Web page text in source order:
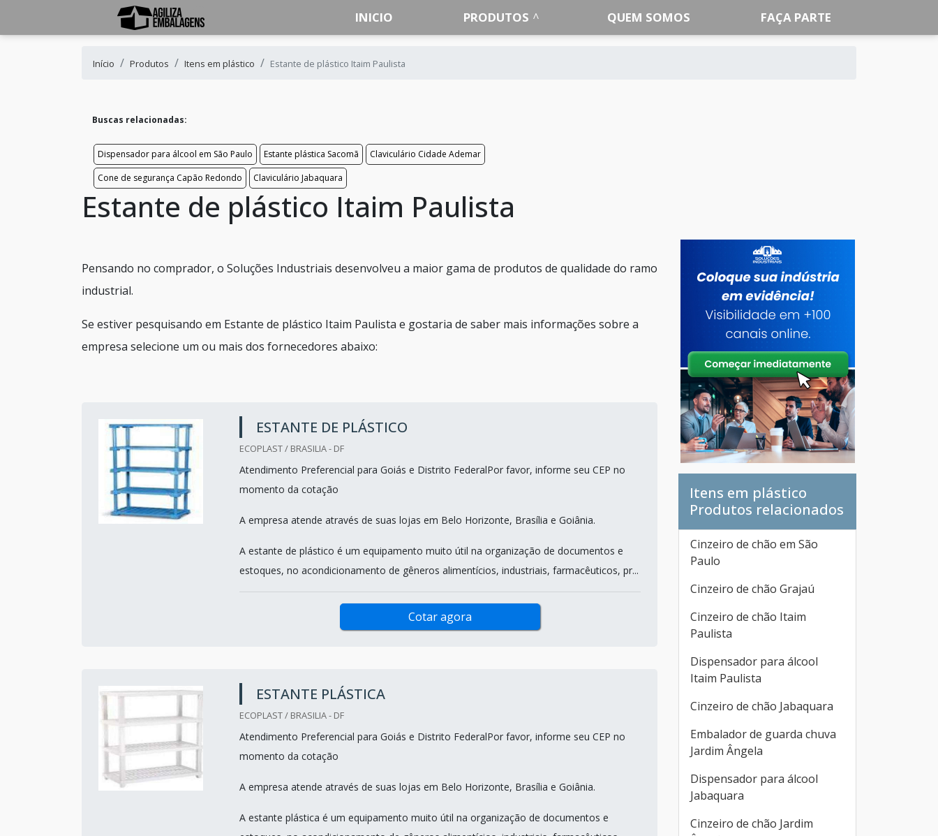
INICIO PRODUTOS QUEM SOMOS FAÇA PARTE
Início Produtos Itens em plástico Estante de plástico Itaim Paulista
Buscas relacionadas:
Dispensador para álcool em São Paulo Estante plástica Sacomã
Claviculário Cidade Ademar
Cone de segurança Capão Redondo
Claviculário Jabaquara
Estante de plástico Itaim Paulista
Pensando no comprador, o Soluções Industriais desenvolveu a maior gama de produtos de qualidade do ramo
industrial.
Se estiver pesquisando em Estante de plástico Itaim Paulista e gostaria de saber mais informações sobre a
empresa selecione um ou mais dos fornecedores abaixo:
ESTANTE DE PLÁSTICO
ECOPLAST / BRASILIA - DF
Atendimento Preferencial para Goiás e Distrito FederalPor favor, informe seu CEP no
momento da cotação
A empresa atende através de suas lojas em Belo Horizonte, Brasília e Goiânia.
A estante de plástico é um equipamento muito útil na organização de documentos e
estoques, no acondicionamento de gêneros alimentícios, industriais, farmacêuticos, pr...
Cotar agora
ESTANTE PLÁSTICA
ECOPLAST / BRASILIA - DF
Atendimento Preferencial para Goiás e Distrito FederalPor favor, informe seu CEP no
momento da cotação
A empresa atende através de suas lojas em Belo Horizonte, Brasília e Goiânia.
A estante plástica é um equipamento muito útil na organização de documentos e
Itens em plástico
Produtos relacionados
Cinzeiro de chão em São
Paulo
Cinzeiro de chão Grajaú
Cinzeiro de chão Itaim
Paulista
Dispensador para álcool
Itaim Paulista
Cinzeiro de chão Jabaquara
Embalador de guarda chuva
Jardim Ângela
Dispensador para álcool
Jabaquara
Cinzeiro de chão Jardim